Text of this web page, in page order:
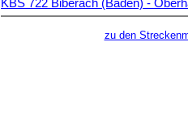
KBS 722 Biberach (Baden) -
zu den